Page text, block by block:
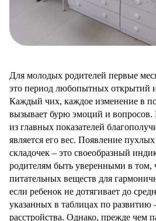
Для молодых родителей первые
это период любопытных открытий
Каждый чих, каждое изменение в
вызывает бурю эмоций и
из главных показателей
является его вес. Появление
складочек – это своеобразный
родителям быть уверенными в том,
питательных веществ для
если ребенок не дотягивает до
указанных в таблицах по развитию
расстройства. Однако, прежде чем